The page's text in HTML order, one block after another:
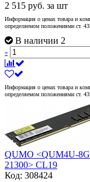
2 515 руб. за шт
Информация о ценах товара и
определяемом положениями ст.
В наличии 2
-
Информация о ценах товара и
определяемом положениями ст.
QUMO <QUM4U-
21300> CL19
Код: 308424